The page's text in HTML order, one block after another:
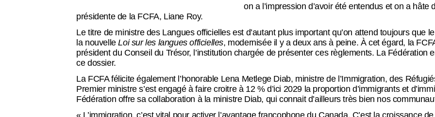
on a l’impression d’avoir été entendus et on a
présidente de la FCFA, Liane Roy.
Le titre de ministre des Langues officielles est d’autant plus important qu’on attend toujours que
la nouvelleLoi sur les langues officielles, modernisée il y a deux ans à peine. À cet égard, la
président du Conseil du Trésor, l’institution chargée de présenter ces règlements. La Fédération
ce dossier.
La FCFA félicite également l’honorable Lena Metlege Diab, ministre de l’Immigration, des
Premier ministre s’est engagé à faire croitre à 12 % d’ici 2029 la proportion d’immigrants et
Fédération offre sa collaboration à la ministre Diab, qui connait d’ailleurs très bien nos
« L’immigration, c’est vital pour activer l’avantage francophone du Canada. C’est la croissance